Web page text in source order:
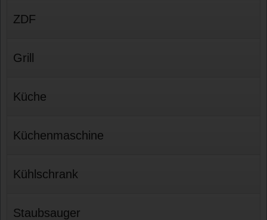
ZDF
Grill
Küche
Küchenmaschine
Kühlschrank
Staubsauger